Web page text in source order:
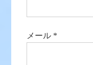
メール *